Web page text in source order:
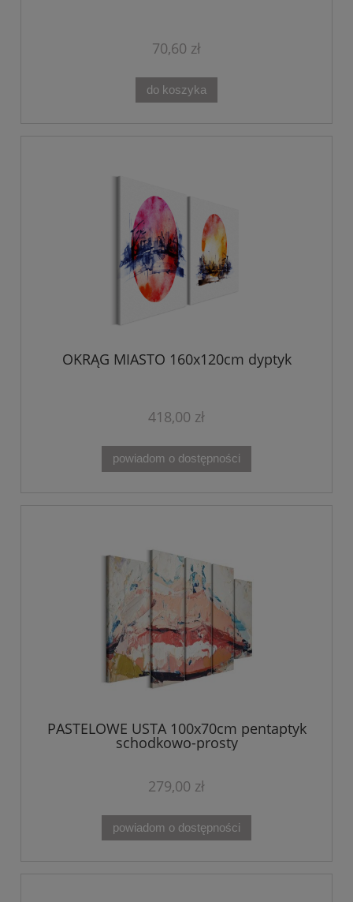
70,60 zł
do koszyka
OKRĄG MIASTO 160x120cm dyptyk
418,00 zł
powiadom o dostępności
PASTELOWE USTA 100x70cm pentaptyk
schodkowo-prosty
279,00 zł
powiadom o dostępności